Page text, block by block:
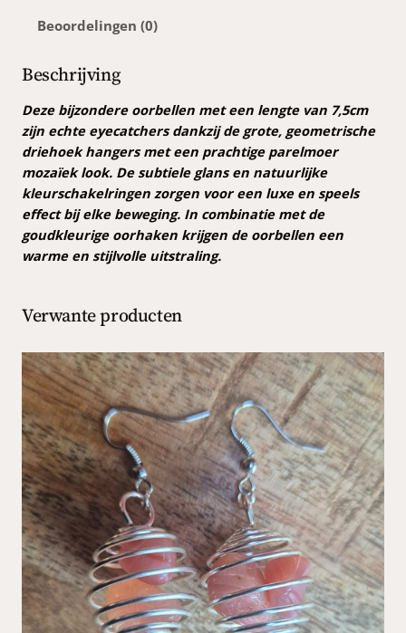
e
r
i
e
h
o
e
k
o
b
l
l
e
n
a
a
n
t
a
l
Beoordelingen (0)
Beschrijving
Deze bijzondere oorbellen met een lengte van 7,5cm
zijn echte eyecatchers dankzij de grote, geometrische
driehoek hangers met een prachtige parelmoer
mozaïek look. De subtiele glans en natuurlijke
kleurschakelringen zorgen voor een luxe en speels
effect bij elke beweging. In combinatie met de
goudkleurige oorhaken krijgen de oorbellen een
warme en stijlvolle uitstraling.
Verwante producten